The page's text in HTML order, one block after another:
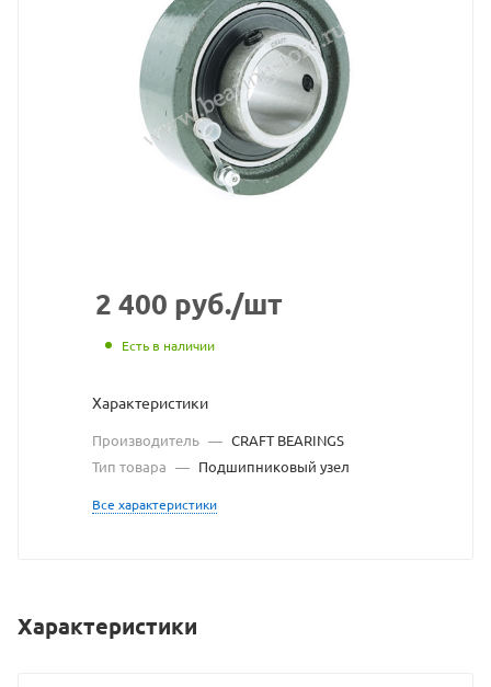
2 400 руб./шт
Есть в наличии
Характеристики
Производитель — CRAFT BEARINGS
Тип товара — Подшипниковый узел
Все характеристики
Характеристики